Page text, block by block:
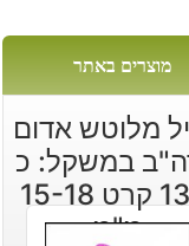
מוצרים באתר
מלוטש אדום
במשקל: כ
13.3 קרט 15-18
מ"מ